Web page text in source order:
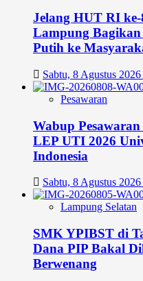
Jelang HUT RI
Lampung
Putih ke
Sabtu, 8 Agustus
Pesawaran
Wabup
LEP UTI 2026
Indonesia
Sabtu, 8 Agustus
Lampung Selatan
SMK YPIBST di
Dana PIP Bakal
Berwenang